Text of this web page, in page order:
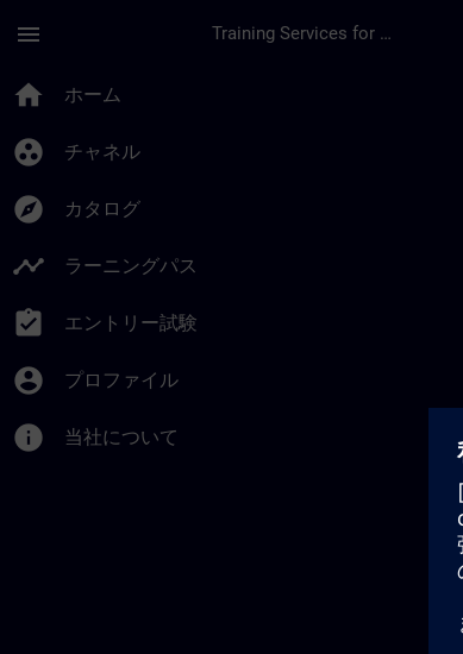
menu Training Services for Digital Industries
home ホーム
group_work チャネル
explore カタログ
timeline ラーニングパス
assignment_turned_in エントリー試験
account_circle プロファイル
info 当社について